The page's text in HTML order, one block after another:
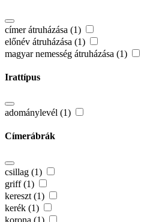
címer átruházása (1)
előnév átruházása (1)
magyar nemesség átruházása (1)
Irattípus
adománylevél (1)
Címerábrák
csillag (1)
griff (1)
kereszt (1)
kerék (1)
korona (1)